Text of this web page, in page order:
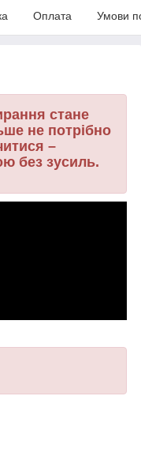
Оплата Умови
стане
не потрібно
–
без зусиль.